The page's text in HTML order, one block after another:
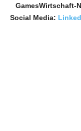
GamesWirtschaft-
Social Media: